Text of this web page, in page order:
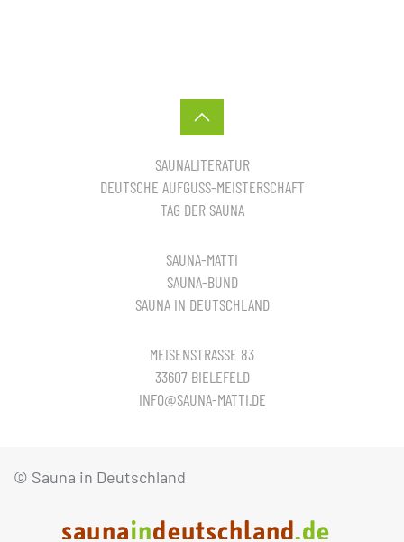
SAUNALITERATUR
DEUTSCHE AUFGUSS-MEISTERSCHAFT
TAG DER SAUNA
SAUNA-MATTI
SAUNA-BUND
SAUNA IN DEUTSCHLAND
MEISENSTRASSE 83
33607 BIELEFELD
INFO@SAUNA-MATTI.DE
© Sauna in Deutschland